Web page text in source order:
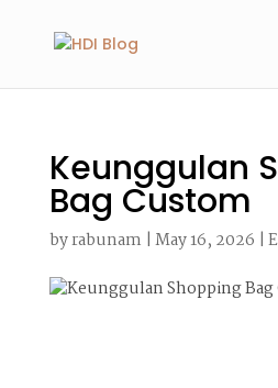
Keunggulan
Bag Custom
byrabunam | May 16, 2026 |